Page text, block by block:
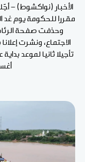
الأخبار (نواكشوط) -
مقررا للحكومة يوم غد
وحذفت صفحة
الاجتماع، ونشرت